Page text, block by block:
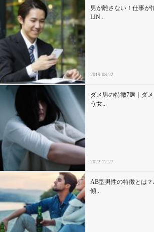
感動
心の処方箋
カルチャー・トレンド・芸能
驚き
男が離さない！仕事が
LIN...
2019.08.22
ダメ男の特徴7選｜ダ
う女...
2022.12.27
AB型男性の特徴とは
傾...